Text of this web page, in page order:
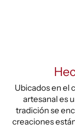
Ubicados en el
artesanal es
tradición se
creaciones